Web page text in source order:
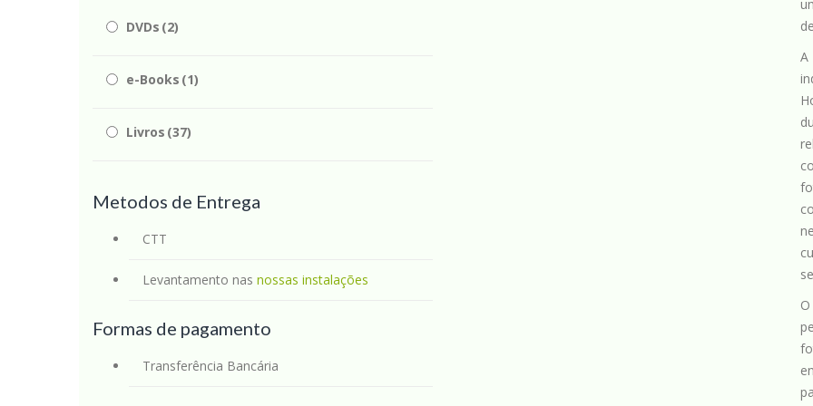
A
DVDs (2)
e-Books (1)
Livros (37)
Metodos de Entrega
CTT
Levantamento nas nossas instalações
Formas de pagamento
Transferência Bancária